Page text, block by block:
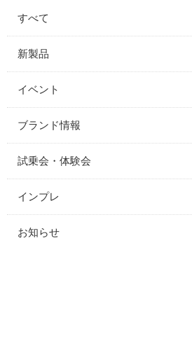
すべて
新製品
イベント
ブランド情報
試乗会・体験会
インプレ
お知らせ